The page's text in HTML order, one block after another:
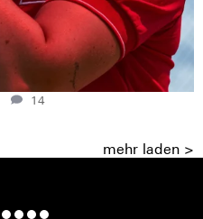
14
mehr laden >